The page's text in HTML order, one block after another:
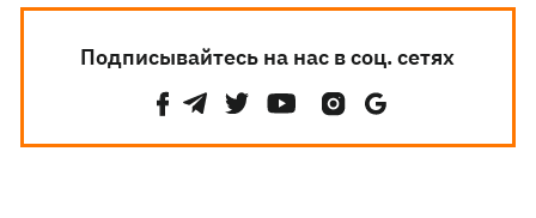
Подписывайтесь на нас в соц. сетях